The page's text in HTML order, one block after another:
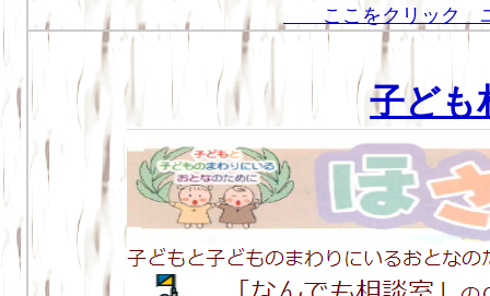
ここをクリック
子ども